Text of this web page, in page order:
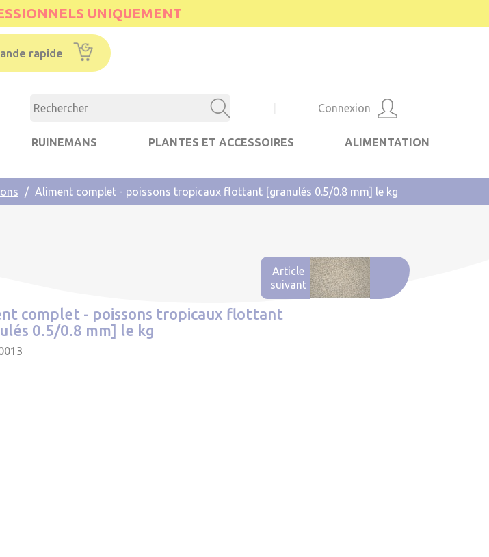
UNIQUEMENT
Connexion
RUINEMANS PLANTES ET ACCESSOIRES ALIMENTATION
rapide
Aliment complet - poissons tropicaux flottant [granulés 0.5/0.8 mm] le kg
Article
suivant
complet - poissons tropicaux flottant
0.5/0.8 mm] le kg